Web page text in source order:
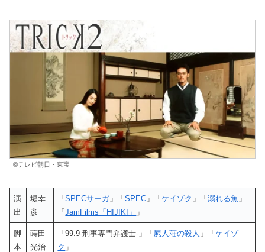
©テレビ朝日・東宝
演
出
堤幸
彦
「SPECサーガ」「SPEC 」「ケイゾク 」「溺れる魚 」
「JamFilms「HIJIKI」 」
脚
本
蒔田
光治
「99.9-刑事専門弁護士-」「 屍人荘の殺人 」「ケイゾ
ク 」